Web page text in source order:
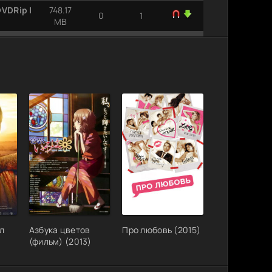
|
748.17
MB
0 1
745.01
7.77 GB 0 1
| P2
6.20
GB
1 0
224.82
MB
1 0
1.37 GB 1 0
от
1.56 GB 0 1
2.05 GB
Азбука цветов
(фильм) (2013)
Про любовь (2015)